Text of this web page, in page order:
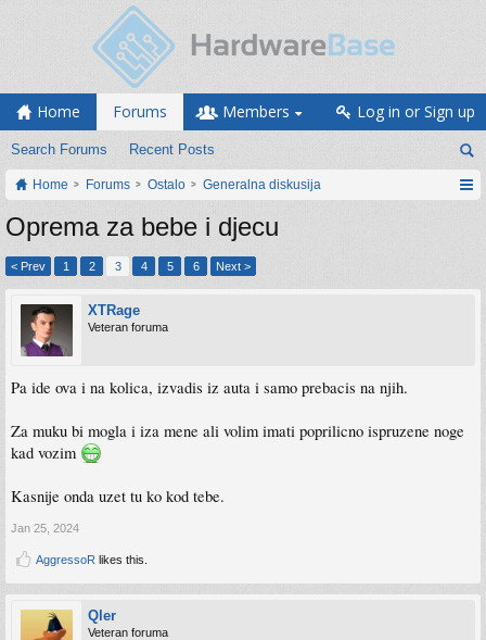
Home Forums
Search Forums Recent Posts
Members Log in or Sign up
Home Forums Ostalo Generalna diskusija
Oprema za bebe i djecu
< Prev 1 2 3 4 5 6 Next >
XTRage
Veteran foruma
Pa ide ova i na kolica, izvadis iz auta i samo prebacis na njih.
Za muku bi mogla i iza mene ali volim imati poprilicno ispruzene noge
kad vozim
Kasnije onda uzet tu ko kod tebe.
Jan 25, 2024
AggressoR likes this.
Qler
Veteran foruma